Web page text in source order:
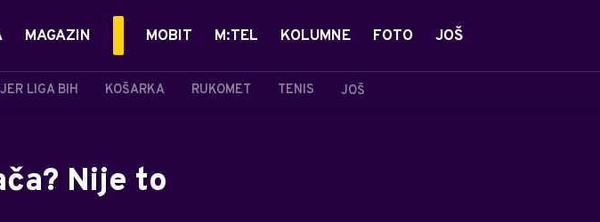
LIGA BIH KOŠARKA RUKOMET TENIS JOŠ
MAGAZIN MOBIT M:TEL KOLUMNE FOTO JOŠ
Nije to